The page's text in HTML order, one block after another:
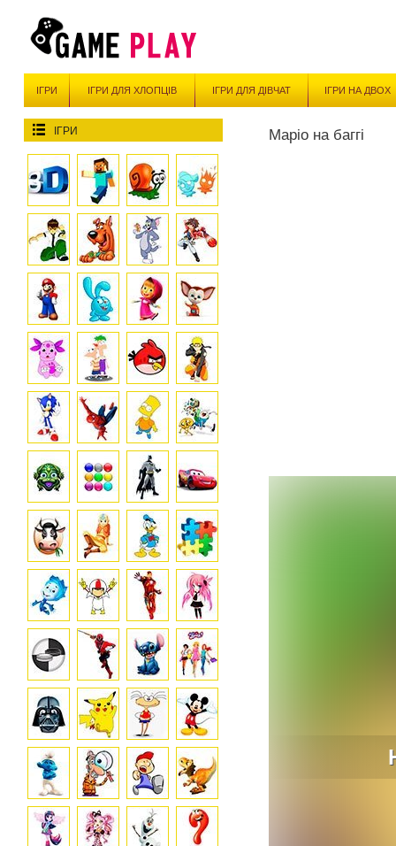
ІГРИ ІГРИ ДЛЯ ХЛОПЦІВ ІГРИ ДЛЯ ДІВЧАТ ІГРИ НА ДВОХ
ІГРИ Маріо на баггі